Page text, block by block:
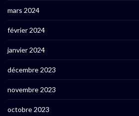
mars 2024
février 2024
janvier 2024
décembre 2023
novembre 2023
octobre 2023